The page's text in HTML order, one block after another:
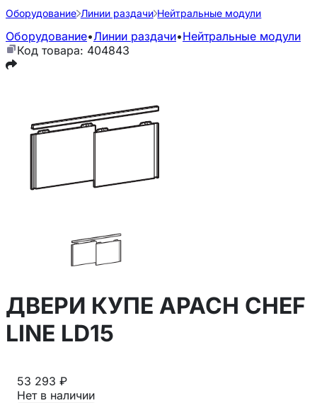
Оборудование Линии раздачи Нейтральные модули
Оборудование•Линии раздачи•Нейтральные модули
Код товара: 404843
ДВЕРИ КУПЕ APACH CHEF
LINE LD15
53 293 ₽
Нет в наличии